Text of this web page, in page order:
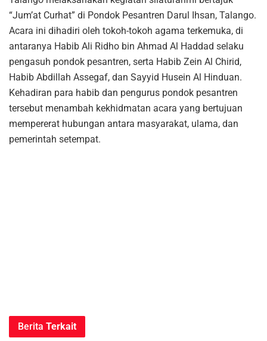
“Jum’at Curhat” di Pondok Pesantren Darul Ihsan, Talango.
Acara ini dihadiri oleh tokoh-tokoh agama terkemuka, di
antaranya Habib Ali Ridho bin Ahmad Al Haddad selaku
pengasuh pondok pesantren, serta Habib Zein Al Chirid,
Habib Abdillah Assegaf, dan Sayyid Husein Al Hinduan.
Kehadiran para habib dan pengurus pondok pesantren
tersebut menambah kekhidmatan acara yang bertujuan
mempererat hubungan antara masyarakat, ulama, dan
pemerintah setempat.
Berita Terkait